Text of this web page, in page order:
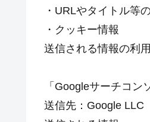
・URLやタイトル等
・クッキー情報
送信される情報の利
「Googleサーチコン
送信先：Google LLC